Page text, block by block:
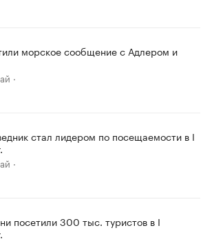
морское сообщение с Адлером и
стал лидером по посещаемости в I
посетили 300 тыс. туристов в I